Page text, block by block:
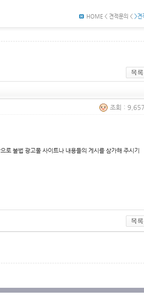
HOME < 견적문의 < >견
조회 :
로 불법 광고물 사이트나 내용들의 게시를 삼가해 주시기